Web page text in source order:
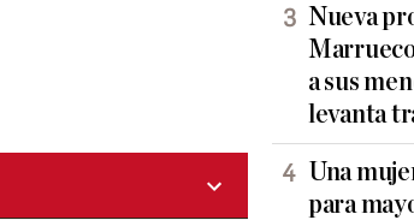
Nueva
a sus
levanta
Una
para